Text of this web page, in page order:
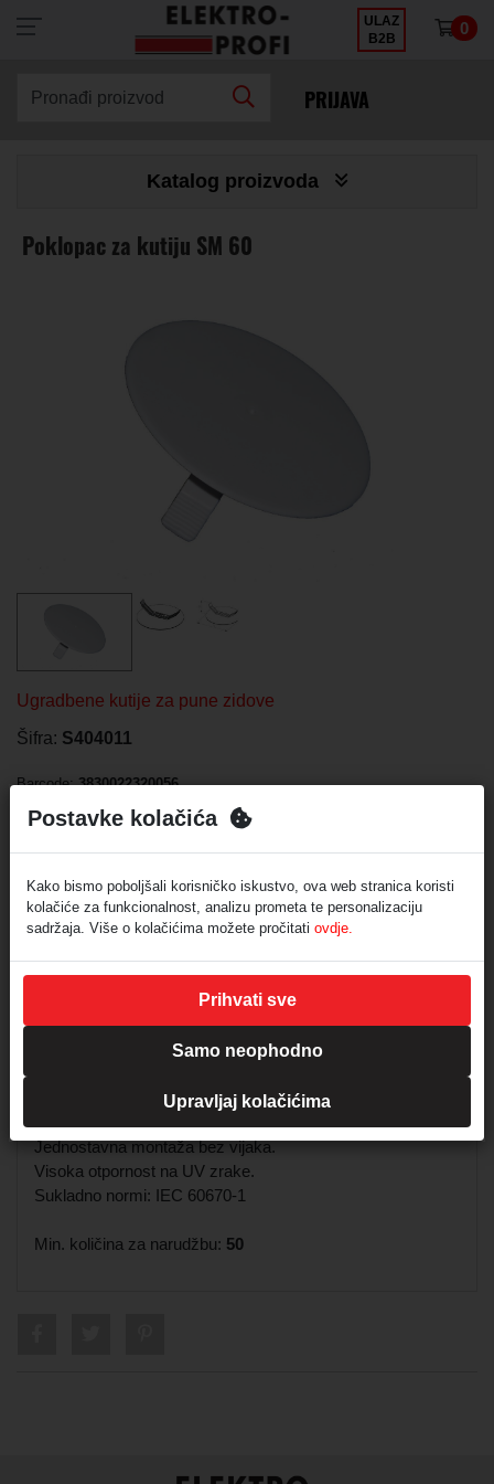
×
ULAZ
B2B
0
Pronađi proizvod PRIJAVA
Katalog proizvoda
Poklopac za kutiju SM 60
Ugradbene kutije za pune zidove
Šifra: S404011
Barcode:3830022320056
Pakiranje: 50/500
Otpornost na plamen: 750 °C
Boja: bijela
Min./Max. Temp. Montaže: -5°C / 60°C
Pakiranje: 500 kom
* Za dekorativno zatvaranje kutije. Zbog hrapave površine
Jednostavna montaža bez vijaka.
Visoka otpornost na UV zrake.
Sukladno normi: IEC 60670-1
Min. količina za narudžbu: 50
Postavke kolačića
Kako bismo poboljšali korisničko iskustvo, ova web stranica koristi
kolačiće za funkcionalnost, analizu prometa te personalizaciju
sadržaja. Više o kolačićima možete pročitati ovdje.
Prihvati sve
Samo neophodno
Upravljaj kolačićima